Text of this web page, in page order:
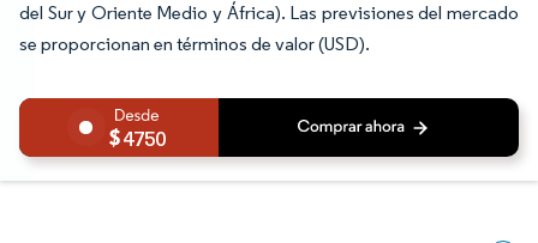
del Sur y Oriente Medio y África). Las previsiones del mercado
se proporcionan en términos de valor (USD).
4750